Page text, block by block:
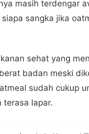
masih terdengar
sangka jika
sehat yang
badan meski
sudah cukup
terasa lapar.